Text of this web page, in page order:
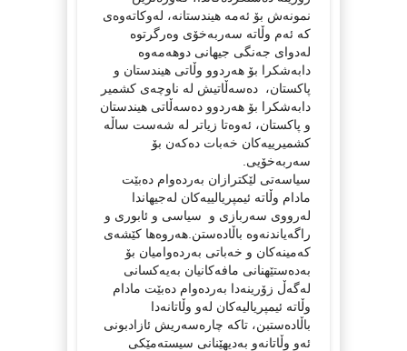
نمونه‌ش بۆ ئه‌مه‌ هیندستانه‌، له‌وكاته‌وه‌ی
كه‌ ئه‌م وڵاته‌ سه‌ربه‌خۆی وه‌رگرتوه‌
له‌دوای جه‌نگی جیهانی دوهه‌مه‌وه‌
دابه‌شكرا بۆ هه‌ردوو وڵاتی هیندستان و
پاكستان، ده‌سه‌ڵاتیش له‌ ناوچه‌ی كشمیر
دابه‌شكرا بۆ هه‌ردوو ده‌سه‌ڵاتی هیندستان
و پاكستان، ئه‌وه‌تا زیاتر له‌ شه‌ست ساڵه‌
كشمیرییه‌كان خه‌بات ده‌كه‌ن بۆ
سه‌ربه‌خۆیی.
سیاسه‌تی لێكترازان به‌رده‌وام ده‌بێت
مادام وڵاته‌ ئیمپریالییه‌كان له‌جیهاندا
له‌رووی سه‌ربازی و سیاسی و ئابوری و
راگه‌یاندنه‌وه‌ باڵاده‌ستن.هه‌روه‌ها كێشه‌ی
كه‌مینه‌كان و خه‌باتی به‌رده‌وامیان بۆ
به‌ده‌ستێهنانی مافه‌كانیان به‌یه‌كسانی
له‌گه‌ڵ زۆرینه‌دا به‌رده‌وام ده‌بێت مادام
وڵاته‌ ئیمپریالیه‌كان له‌و وڵاتانه‌دا
باڵاده‌ستبن، تاكه‌ چاره‌سه‌ریش ئازادبونی
ئه‌و وڵاتانه‌و به‌دیهێنانی سیسته‌مێكی